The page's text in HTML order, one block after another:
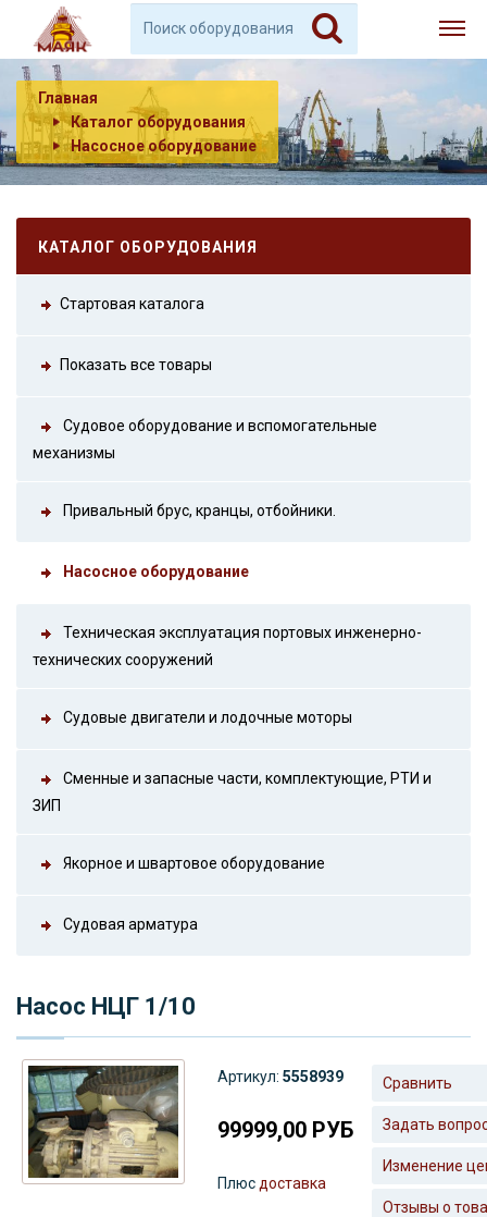
Главная
Каталог оборудования
Насосное оборудование
КАТАЛОГ ОБОРУДОВАНИЯ
Стартовая каталога
Показать все товары
Судовое оборудование и вспомогательные
механизмы
Привальный брус, кранцы, отбойники.
Насосное оборудование
Техническая эксплуатация портовых инженерно-
технических сооружений
Судовые двигатели и лодочные моторы
Сменные и запасные части, комплектующие, РТИ и
ЗИП
Якорное и швартовое оборудование
Судовая арматура
Насос НЦГ 1/10
Артикул: 5558939
99999,00 РУБ
Плюс доставка
Сравнить
Задать
Изменение
Отзывы о